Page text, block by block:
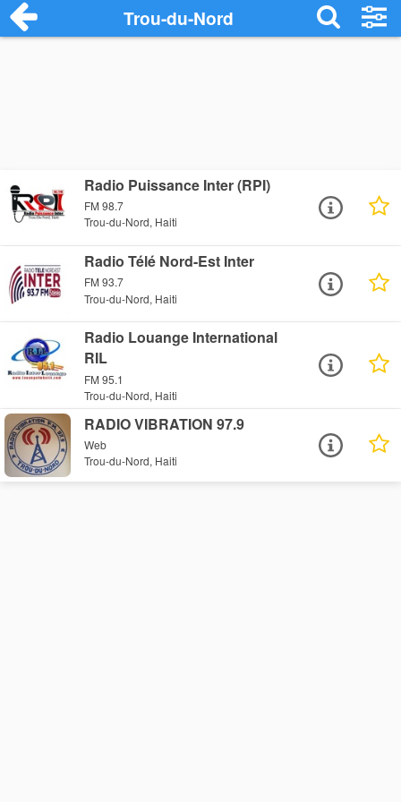
Trou-du-Nord
Radio Puissance Inter (RPI)
FM 98.7
Trou-du-Nord, Haiti
Radio Télé Nord-Est Inter
FM 93.7
Trou-du-Nord, Haiti
Radio Louange International
RIL
FM 95.1
Trou-du-Nord, Haiti
RADIO VIBRATION 97.9
Web
Trou-du-Nord, Haiti